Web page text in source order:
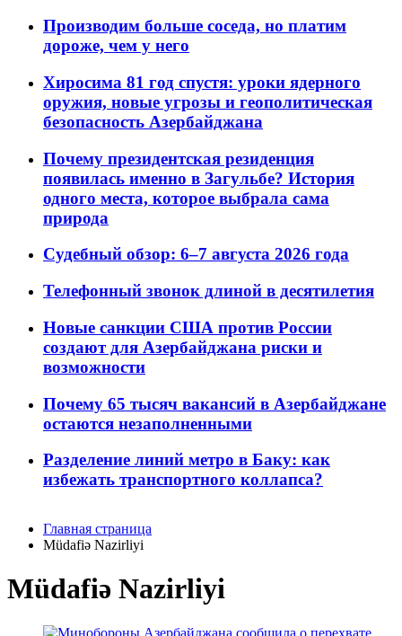
Производим больше соседа, но платим
дороже, чем у него
Хиросима 81 год спустя: уроки ядерного
оружия, новые угрозы и геополитическая
безопасность Азербайджана
Почему президентская резиденция
появилась именно в Загульбе? История
одного места, которое выбрала сама
природа
Судебный обзор: 6–7 августа 2026 года
Телефонный звонок длиной в десятилетия
Новые санкции США против России
создают для Азербайджана риски и
возможности
Почему 65 тысяч вакансий в Азербайджане
остаются незаполненными
Разделение линий метро в Баку: как
избежать транспортного коллапса?
Главная страница
Müdafiə Nazirliyi
Müdafiə Nazirliyi